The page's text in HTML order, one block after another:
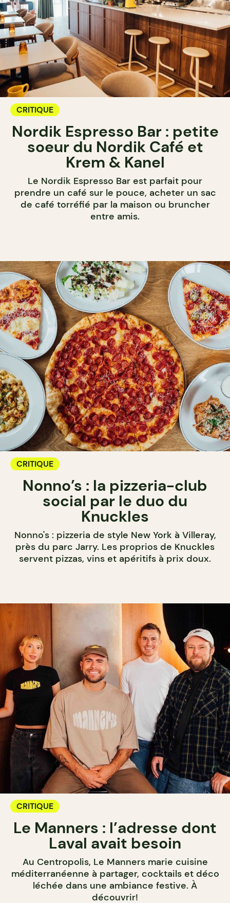
CRITIQUE
Nordik Espresso Bar : petite
soeur du Nordik Café et
Krem & Kanel
Le Nordik Espresso Bar est parfait pour
prendre un café sur le pouce, acheter un sac
de café torréfié par la maison ou bruncher
entre amis.
CRITIQUE
Nonno’s : la pizzeria-club
social par le duo du
Knuckles
Nonno's : pizzeria de style New York à Villeray,
près du parc Jarry. Les proprios de Knuckles
servent pizzas, vins et apéritifs à prix doux.
CRITIQUE
Le Manners : l’adresse dont
Laval avait besoin
Au Centropolis, Le Manners marie cuisine
méditerranéenne à partager, cocktails et déco
léchée dans une ambiance festive. À
découvrir!